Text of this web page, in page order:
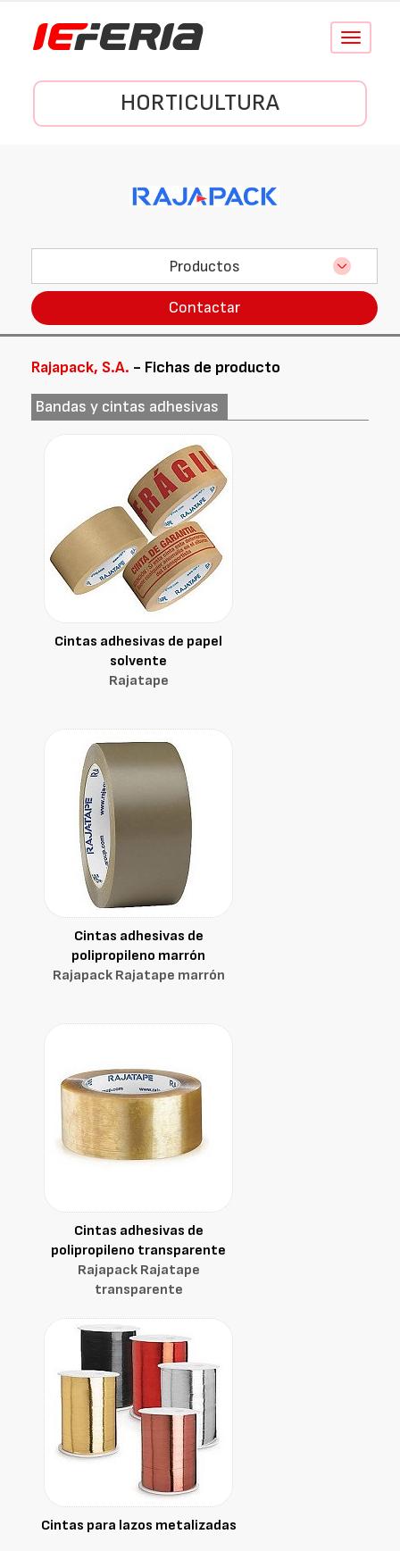
Conmutar
HORTICULTURA
Productos
Contactar
Rajapack, S.A. - Fichas de producto
Bandas y cintas adhesivas
Cintas adhesivas de papel
solvente
Rajatape
Cintas adhesivas de
polipropileno marrón
Rajapack Rajatape marrón
Cintas adhesivas de
polipropileno transparente
Rajapack Rajatape
transparente
Cintas para lazos metalizadas